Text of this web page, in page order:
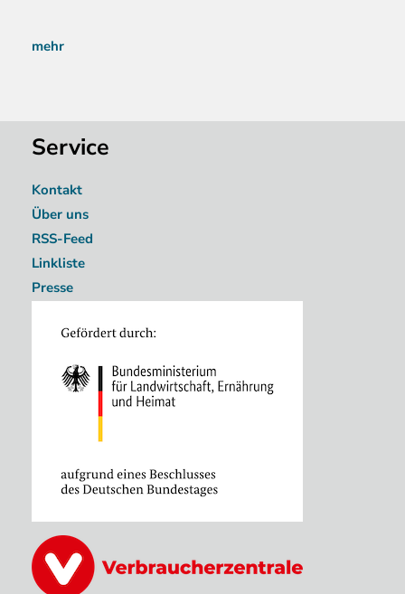
mehr
Image
Service
Kontakt
Über uns
RSS-Feed
Linkliste
Presse